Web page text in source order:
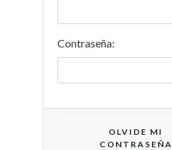
Contraseña:
OLVIDE MI
CONTRASEÑA